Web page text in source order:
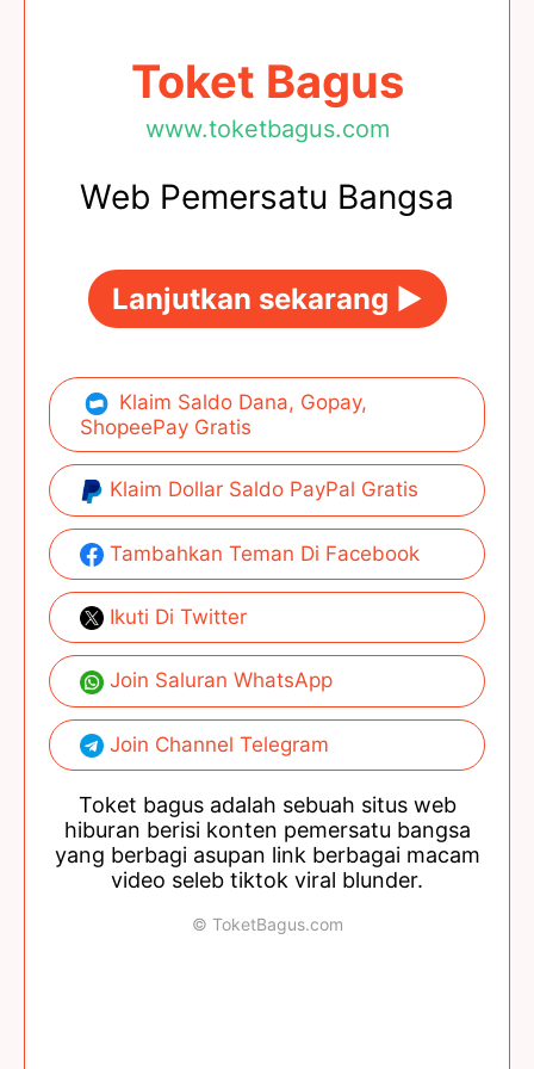
Toket Bagus
www.toketbagus.com
Web Pemersatu Bangsa
Lanjutkan sekarang ►
Klaim Saldo Dana, Gopay,
ShopeePay Gratis
Klaim Dollar Saldo PayPal Gratis
Tambahkan Teman Di Facebook
Ikuti Di Twitter
Join Saluran WhatsApp
Join Channel Telegram
Toket bagus adalah sebuah situs web
hiburan berisi konten pemersatu bangsa
yang berbagi asupan link berbagai macam
video seleb tiktok viral blunder.
© ToketBagus.com